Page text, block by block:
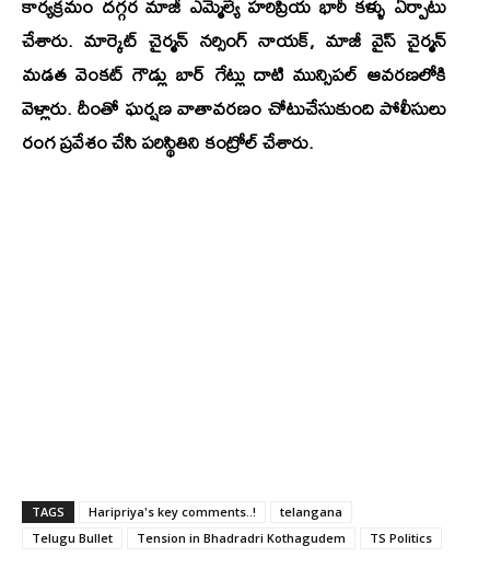
చేశారు. మార్కెట్ చైర్మన్ నర్సింగ్ నాయక్, మాజీ వైస్ చైర్మన్
మడత వెంకట్ గౌడ్లు బార్ గేట్లు దాటి మున్సిపల్ ఆవరణలోకి
వెళ్లారు. దీంతో ఘర్షణ వాతావరణం చోటుచేసుకుంది పోలీసులు
రంగ ప్రవేశం చేసి పరిస్థితిని కంట్రోల్ చేశారు.
TAGS Haripriya's key comments..!
telangana
Telugu Bullet
Tension in Bhadradri Kothagudem TS Politics